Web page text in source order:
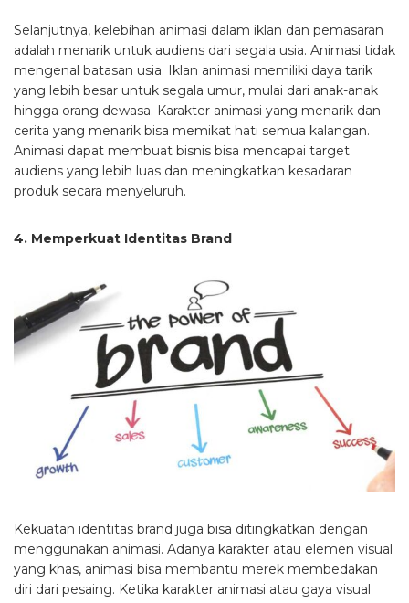
Selanjutnya, kelebihan animasi dalam iklan dan pemasaran
adalah menarik untuk audiens dari segala usia. Animasi tidak
mengenal batasan usia. Iklan animasi memiliki daya tarik
yang lebih besar untuk segala umur, mulai dari anak-anak
hingga orang dewasa. Karakter animasi yang menarik dan
cerita yang menarik bisa memikat hati semua kalangan.
Animasi dapat membuat bisnis bisa mencapai target
audiens yang lebih luas dan meningkatkan kesadaran
produk secara menyeluruh.
4. Memperkuat Identitas Brand
Kekuatan identitas brand juga bisa ditingkatkan dengan
menggunakan animasi. Adanya karakter atau elemen visual
yang khas, animasi bisa membantu merek membedakan
diri dari pesaing. Ketika karakter animasi atau gaya visual